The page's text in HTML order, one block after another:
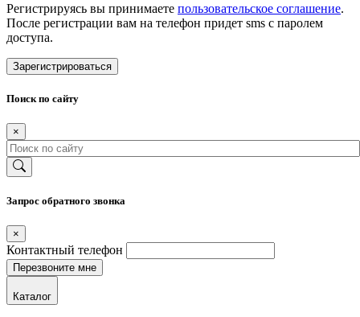
Регистрируясь вы принимаете пользовательское соглашение.
После регистрации вам на телефон придет sms с паролем
доступа.
Зарегистрироваться
Поиск по сайту
×
Запрос обратного звонка
×
Контактный телефон
Каталог